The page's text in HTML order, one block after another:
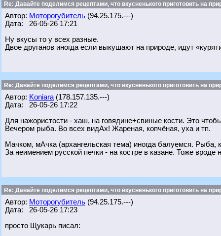
Re: Давайте поделимся рецептами, что вкусненького приготовить на
Автор: Моторогубитель (94.25.175.---)
Дата: 26-05-26 17:21
Ну вкусы то у всех разные.
Двое друганов иногда если выкушают на природе, идут
Re: Давайте поделимся рецептами, что вкусненького приготовить на
Автор: Koniara (178.157.135.---)
Дата: 26-05-26 17:22
Для нажористости - хаш, на говядине+свиные кости. Это
Вечером рыба. Во всех видАх! Жареная, копчёная, уха и тп.
Мачком, мАчка (архангельская тема) иногда балуемся.
За неимением русской печки - на костре в казане. Тоже вроде
Re: Давайте поделимся рецептами, что вкусненького приготовить на
Автор: Моторогубитель (94.25.175.---)
Дата: 26-05-26 17:23
просто Щукарь писал: